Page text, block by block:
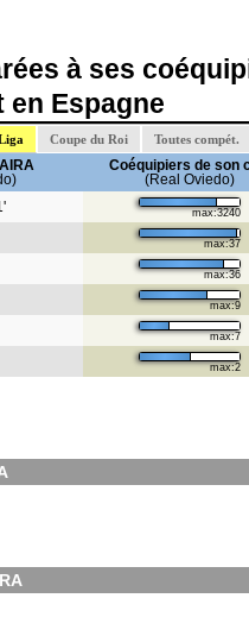
à ses
Espagne
Coupe du Roi Toutes compét.
Coéquipiers de son
(Real Oviedo)
max:3240
max:37
max:36
max:9
max:7
max:2